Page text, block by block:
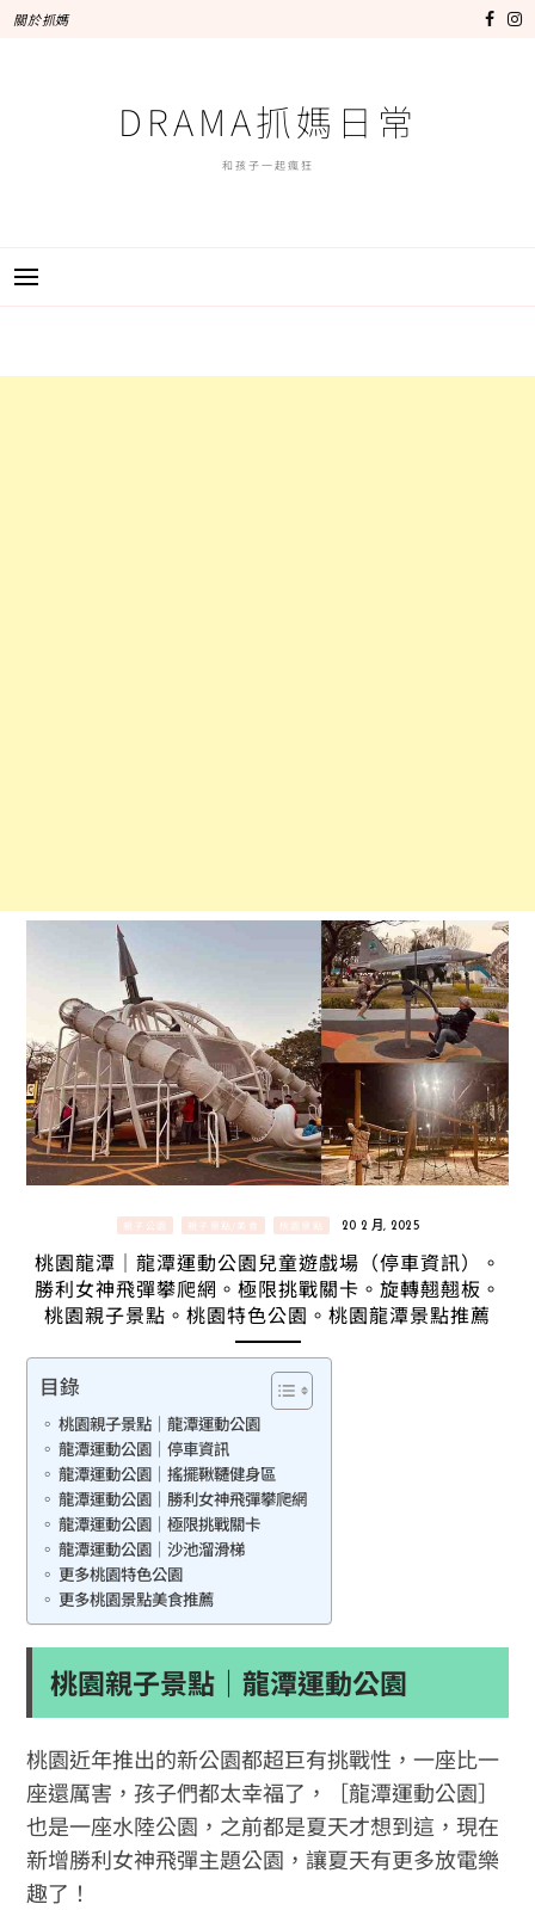
關於抓媽
DRAMA抓媽日常
和孩子一起瘋狂
親子公園 親子景點/美食 桃園景點 20 2 月, 2025
桃園龍潭｜龍潭運動公園兒童遊戲場（停車資訊）。
勝利女神飛彈攀爬網。極限挑戰關卡。旋轉翹翹板。
桃園親子景點。桃園特色公園。桃園龍潭景點推薦
目錄
桃園親子景點｜龍潭運動公園
龍潭運動公園｜停車資訊
龍潭運動公園｜搖擺鞦韆健身區
龍潭運動公園｜勝利女神飛彈攀爬網
龍潭運動公園｜極限挑戰關卡
龍潭運動公園｜沙池溜滑梯
更多桃園特色公園
更多桃園景點美食推薦
桃園親子景點｜龍潭運動公園
桃園近年推出的新公園都超巨有挑戰性，一座比一
座還厲害，孩子們都太幸福了，［龍潭運動公園］
也是一座水陸公園，之前都是夏天才想到這，現在
新增勝利女神飛彈主題公園，讓夏天有更多放電樂
趣了！